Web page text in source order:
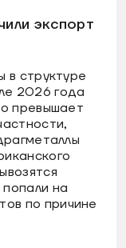
экспорт
в структуре
2026 года
превышает
на
по причине